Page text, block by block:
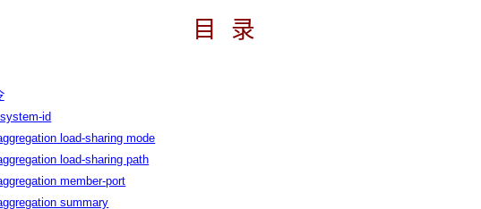
目 录
id
load-sharing mode
load-sharing path
member-port
summary